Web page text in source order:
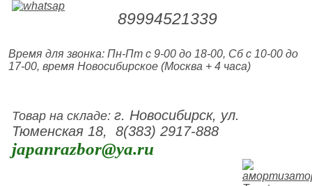
89994521339
Время для звонка: Пн-Пт с 9-00 до 18-00, Сб с 10-00 до
17-00, время Новосибирское (Москва + 4 часа)
Товар на складе:г. Новосибирск, ул.
Тюменская 18, 8(383) 2917-888
japanrazbor@ya.ru